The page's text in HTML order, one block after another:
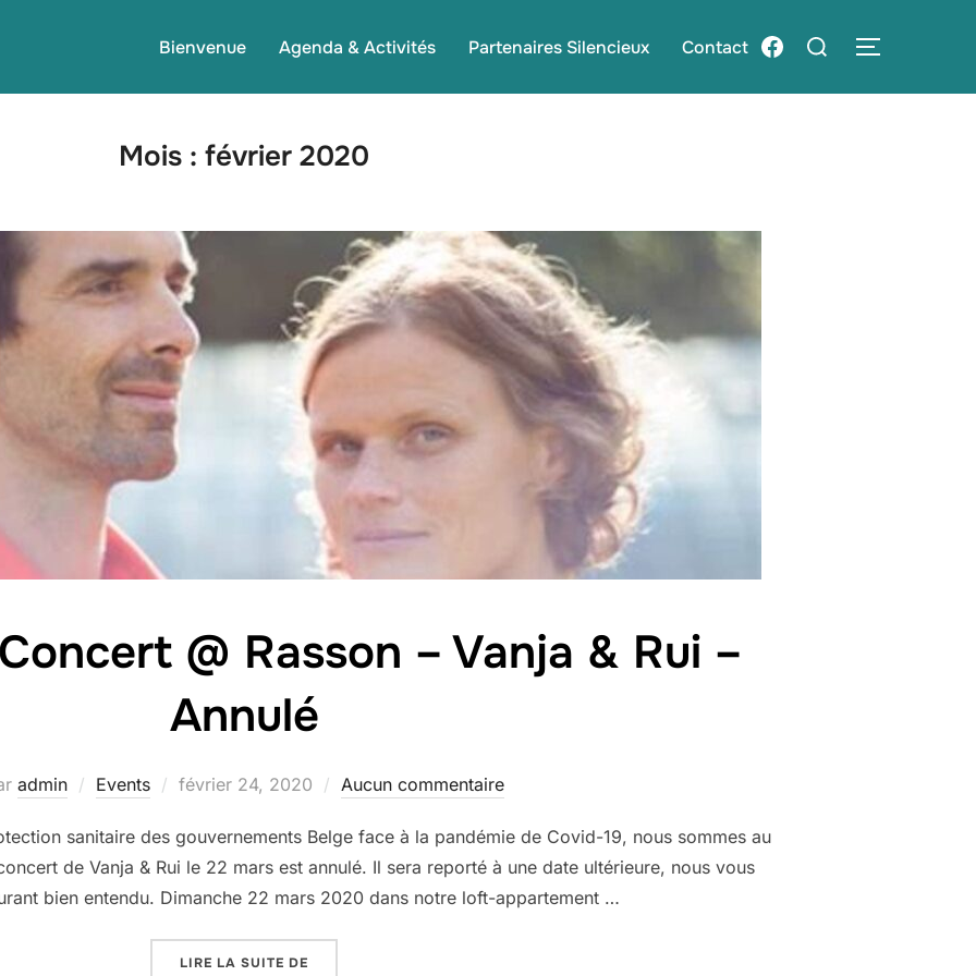
Bienvenue Agenda & Activités Partenaires Silencieux Contact Facebook
Rechercher :
Mois : février 2020
@ Rasson – Vanja & Rui –
Annulé
admin Events
Publié
février 24, 2020 Aucun commentaire
sanitaire des gouvernements Belge face à la pandémie de Covid-19, nous sommes au
de Vanja & Rui le 22 mars est annulé. Il sera reporté à une date ultérieure, nous vous
bien entendu. Dimanche 22 mars 2020 dans notre loft-appartement …
LIRE LA SUITE DE